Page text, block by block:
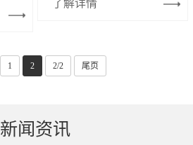
了解详情
1 2 2/2 尾页
新闻资讯